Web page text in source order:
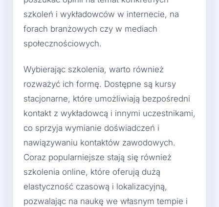
szkoleń i wykładowców w internecie, na
forach branżowych czy w mediach
społecznościowych.
Wybierając szkolenia, warto również
rozważyć ich formę. Dostępne są kursy
stacjonarne, które umożliwiają bezpośredni
kontakt z wykładowcą i innymi uczestnikami,
co sprzyja wymianie doświadczeń i
nawiązywaniu kontaktów zawodowych.
Coraz popularniejsze stają się również
szkolenia online, które oferują dużą
elastyczność czasową i lokalizacyjną,
pozwalając na naukę we własnym tempie i